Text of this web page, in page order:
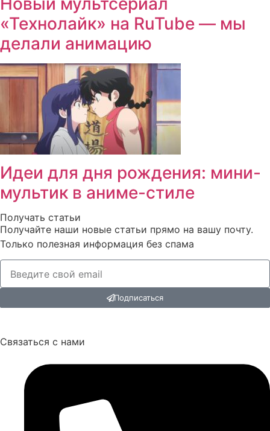
«Технолайк» на RuTube — мы
делали анимацию
Идеи для дня рождения: мини-
мультик в аниме-стиле
Получать статьи
Получайте наши новые статьи прямо на вашу почту.
Только полезная информация без спама
Подписаться
Связаться с нами